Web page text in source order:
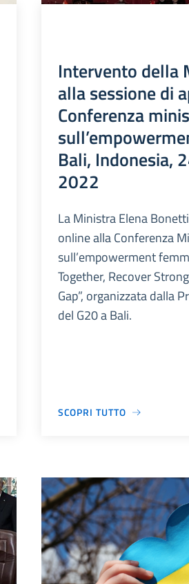
Intervento della
alla sessione di
Conferenza
Bali, Indonesia,
2022
La Ministra Elena
online alla Conferenza
sull’empowerment
Together, Recover
Gap”, organizzata dalla
del G20 a Bali.
SCOPRI TUTTO